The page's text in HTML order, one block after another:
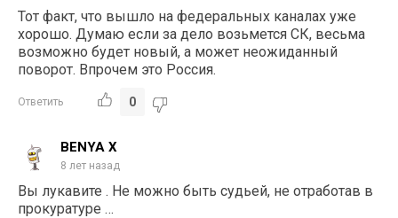
Тот факт, что вышло на федеральных каналах уже
хорошо. Думаю если за дело возьмется СК, весьма
возможно будет новый, а может неожиданный
поворот. Впрочем это Россия.
Ответить 0
BENYA X
8 лет назад
Вы лукавите . Не можно быть судьей, не отработав в
прокуратуре …